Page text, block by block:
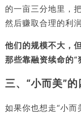
的一亩三分地里，
然后赚取合理的利润
他们的规模不大，
那些靠融资续命的“
三、“小而美”
如果你也想走“小而